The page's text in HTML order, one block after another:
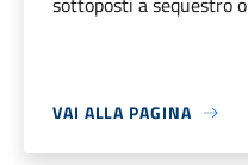
VAI ALLA PAGINA